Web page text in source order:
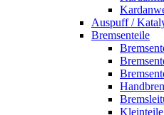
Auspuff /
Bremsenteile